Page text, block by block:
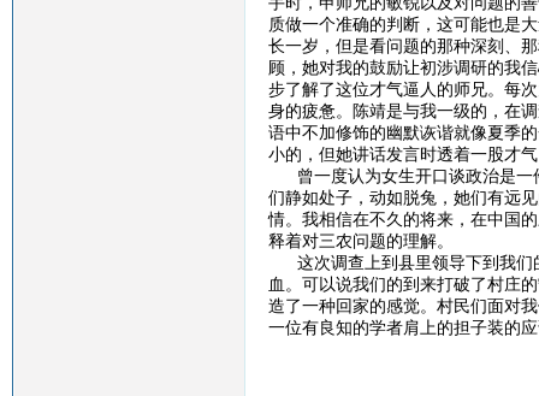
质做一个准确的判断，这可能也是
长一岁，但是看问题的那种深刻、
顾，她对我的鼓励让初涉调研的我
步了解了这位才气逼人的师兄。每
身的疲惫。陈靖是与我一级的，在
语中不加修饰的幽默诙谐就像夏季
小的，但她讲话发言时透着一股才
曾一度认为女生开口谈政治是一
们静如处子，动如脱兔，她们有远
情。我相信在不久的将来，在中国
释着对三农问题的理解。
这次调查上到县里领导下到我们
血。可以说我们的到来打破了村庄
造了一种回家的感觉。村民们面对
一位有良知的学者肩上的担子装的